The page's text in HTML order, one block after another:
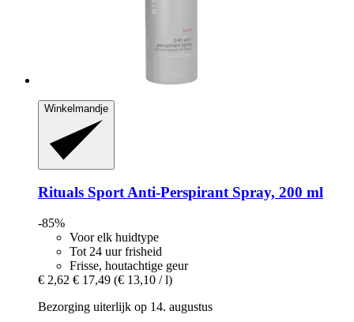
Winkelmandje
Rituals Sport Anti-​Perspirant Spray, 200 ml
-85%
Voor elk huidtype
Tot 24 uur frisheid
Frisse, houtachtige geur
€ 2,62 € 17,49 (€ 13,10 / l)
Bezorging uiterlijk op 14. augustus